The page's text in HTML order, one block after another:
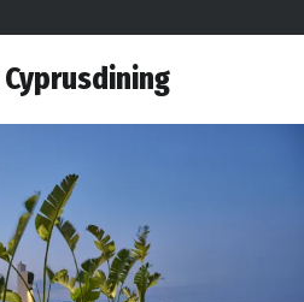
Cyprusdining